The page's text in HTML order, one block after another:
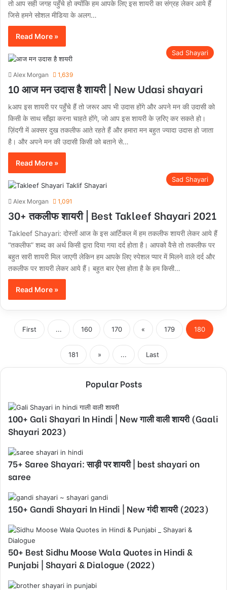
तो आप सही जगह पहुँचे हो क्योंकि हम आपके लिए इस शायरी का संग्रह लेकर आये हैं
जिसे हमने सोशल मीडिया के अलग…
Read More »
Sad Shayari
Alex Morgan 1,639
10 आज मन उदास है शायरी | New Udasi shayari
kआप इस शायरी पर पहुँचे हैं तो जरूर आप भी उदास होंगे और अपने मन की उदासी को
किसी के साथ साँझा करना चाहते होंगे, जो आप इस शायरी के ज़रिए कर सकते हो।
ज़िंदगी में अक्सर दुख तकलीफ आते रहते हैं और हमारा मन बहुत ज्यादा उदास हो जाता
है। और अपने मन की उदासी किसी को बताने से…
Read More »
Sad Shayari
Alex Morgan 1,091
30+ तकलीफ शायरी | Best Takleef Shayari 2021
Takleef Shayari: दोस्तों आज के इस आर्टिकल में हम तकलीफ शायरी लेकर आये हैं
“तकलीफ” शब्द का अर्थ किसी द्वारा दिया गया दर्द होता है। आपको वैसे तो तकलीफ पर
बहुत सारी शायरी मिल जाएगी लेकिन हम आपके लिए स्पेशल प्यार में मिलने वाले दर्द और
तकलीफ पर शायरी लेकर आये हैं। बहुत बार ऐसा होता है के हम किसी…
Read More »
First ... 160 170 « 179 180
181 » ... Last
Popular Posts
100+ Gali Shayari In Hindi | New गाली वाली शायरी (Gaali
Shayari 2023)
75+ Saree Shayari: साड़ी पर शायरी | best shayari on
saree
150+ Gandi Shayari In Hindi | New गंदी शायरी (2023)
50+ Best Sidhu Moose Wala Quotes in Hindi &
Punjabi | Shayari & Dialogue (2022)